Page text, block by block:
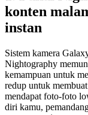
konten
instan
Sistem kamera
Nightography
kemampuan untuk
redup untuk
mendapat foto-foto
diri kamu,